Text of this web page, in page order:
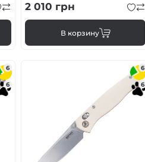
2 010 грн
В корзину
6
6
6
6